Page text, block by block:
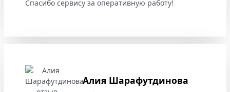
Спасибо сервису за оперативную работу!
Алия Шарафутдинова